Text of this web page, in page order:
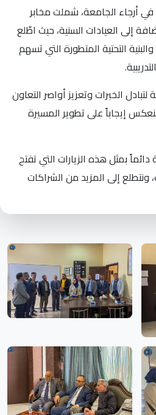
في أرجاء الجامعة، شملت مخابر
إلى العيادات السنية، حيث اطّلع
التحتية المتطورة التي تسهم
الخبرات وتعزيز أواصر التعاون
إيجاباً على تطوير المسيرة
بمثل هذه الزيارات التي تفتح
إلى المزيد من الشراكات